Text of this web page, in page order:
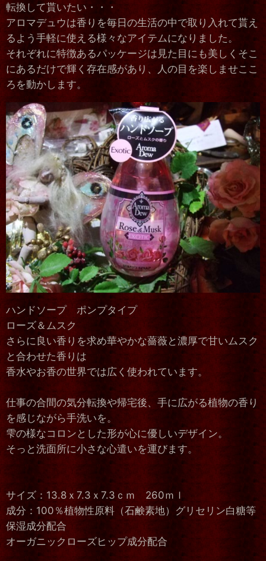
転換して貰いたい・・・
アロマデュウは香りを毎日の生活の中で取り入れて貰え
るよう手軽に使える様々なアイテムになりました。
それぞれに特徴あるパッケージは見た目にも美しくそこ
にあるだけで輝く存在感があり、人の目を楽しませここ
ろを動かします。
ハンドソープ ポンプタイプ
ローズ＆ムスク
さらに良い香りを求め華やかな薔薇と濃厚で甘いムスク
と合わせた香りは
香水やお香の世界では広く使われています。
仕事の合間の気分転換や帰宅後、手に広がる植物の香り
を感じながら手洗いを。
雫の様なコロンとした形が心に優しいデザイン。
そっと洗面所に小さな心遣いを運びます。
サイズ：13.8ｘ7.3ｘ7.3ｃｍ 260ｍｌ
成分：100％植物性原料（石鹸素地）グリセリン白糖等
保湿成分配合
オーガニックローズヒップ成分配合